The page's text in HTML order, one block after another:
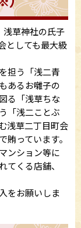
草神社の氏子
としても最大級
担う「浅二青
あるお囃子の
る「浅草ちな
「浅二ことぶ
浅草二丁目町会
っています。
ンション等に
くる店舗、
をお願いしま